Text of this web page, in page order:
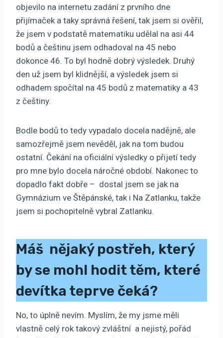
objevilo na internetu zadání z prvního dne
přijímaček a taky správná řešení, tak jsem si ověřil,
že jsem v podstatě matematiku udělal na asi 44
bodů a češtinu jsem odhadoval na 45 nebo
dokonce 46. To byl hodně dobrý výsledek. Druhý
den už jsem byl klidnější, a výsledek jsem si
odhadem spočítal na 45 bodů z matematiky a 43
z češtiny.
Bodle bodů to tedy vypadalo docela nadějně, ale
samozřejmě jsem nevěděl, jak na tom budou
ostatní. Čekání na oficiální výsledky o přijetí tedy
pro mne bylo docela náročné období. Nakonec to
dopadlo fakt dobře – dostal jsem se jak na
Gymnázium ve Štěpánské, tak i Na Zatlanku, takže
jsem si pochopitelně vybral Zatlanku.
Máš nějaký postřeh, který
by se mohl hodit těm, které
devítka teprve čeká?
No, to úplně nevím. Myslím, že my jsme měli
vlastně celý rok takový zvláštní a nejistý, pořád